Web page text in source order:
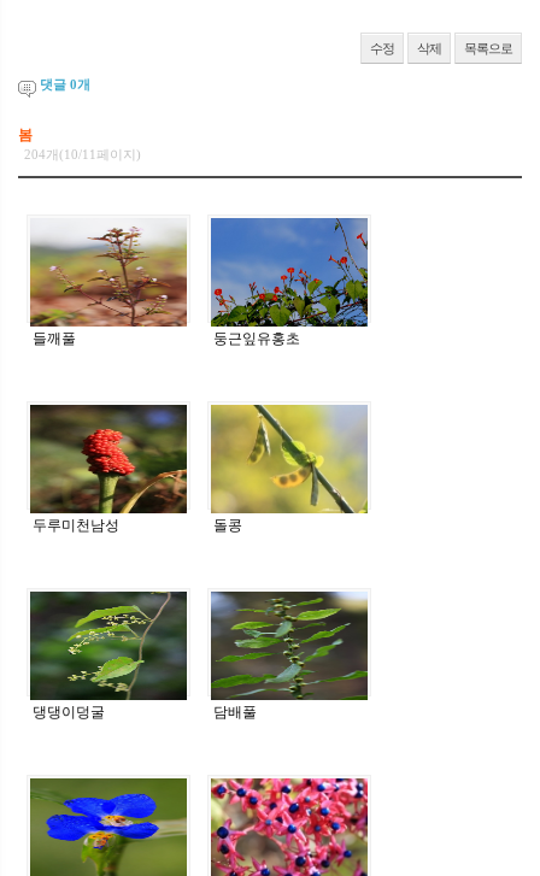
수정 삭제 목록으로
댓글 0개
봄
204개(10/11페이지)
들깨풀 둥근잎유홍초
두루미천남성 돌콩
댕댕이덩굴 담배풀